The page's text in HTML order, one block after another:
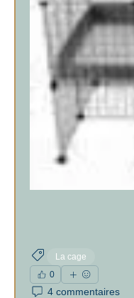
La cage
0
4 commentaires